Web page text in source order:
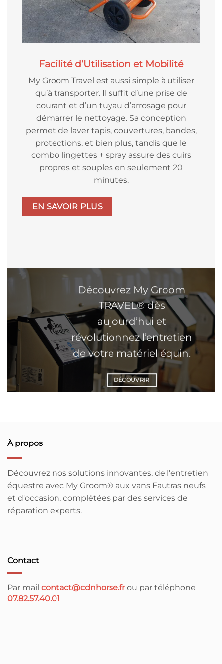
Facilité d’Utilisation et Mobilité
My Groom Travel est aussi simple à utiliser
qu’à transporter. Il suffit d’une prise de
courant et d’un tuyau d’arrosage pour
démarrer le nettoyage. Sa conception
permet de laver tapis, couvertures, bandes,
protections, et bien plus, tandis que le
combo lingettes + spray assure des cuirs
propres et souples en seulement 20
minutes.
EN SAVOIR PLUS
Découvrez My Groom
TRAVEL® dès
aujourd’hui et
révolutionnez l’entretien
de votre matériel équin.
DÉCOUVRIR
À propos
Découvrez nos solutions innovantes, de l'entretien
équestre avec My Groom® aux vans Fautras neufs
et d'occasion, complétées par des services de
réparation experts.
Contact
Par mail contact@cdnhorse.frou par téléphone
07.82.57.40.01